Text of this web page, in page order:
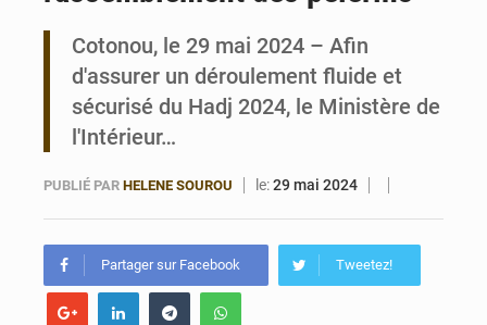
Cotonou, le 29 mai 2024 – Afin
d'assurer un déroulement fluide et
sécurisé du Hadj 2024, le Ministère de
l'Intérieur…
PUBLIÉ PAR HELENE SOUROU le:29 mai 2024
Partager sur Facebook Tweetez!